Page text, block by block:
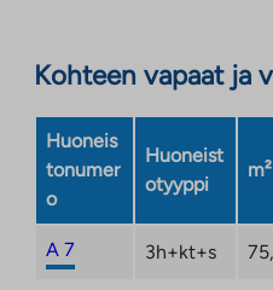
Kohteen vapaat ja
Huoneis
tonumer
o
Huoneist
otyyppi
m²
A 7 3h+kt+s